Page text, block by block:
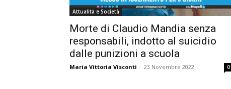
Attualità e Società
Morte di Claudio Mandia senza
responsabili, indotto al suicidio
dalle punizioni a scuola
Maria Vittoria Visconti - 23 Novembre 2022 0